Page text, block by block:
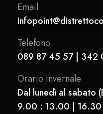
Email
Telefono
089 87 45 57 | 342
Orario invernale
Dal lunedì al sabato
9.00 : 13.00 |